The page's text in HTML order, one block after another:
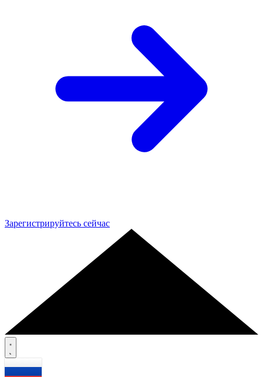
Зарегистрируйтесь сейчас